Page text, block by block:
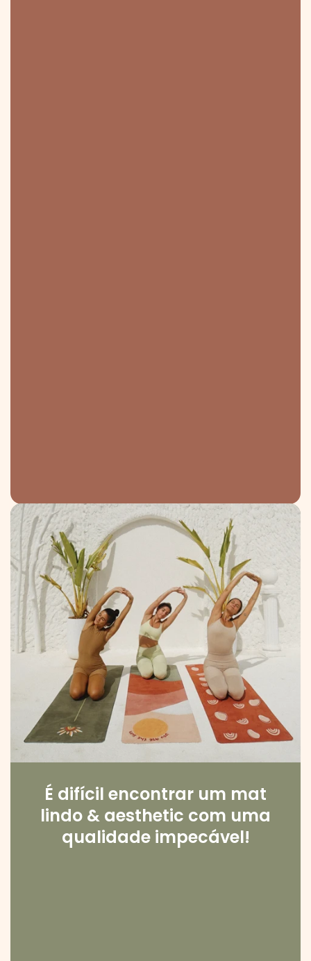
É difícil encontrar um mat
lindo & aesthetic com uma
qualidade impecável!